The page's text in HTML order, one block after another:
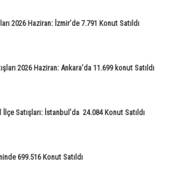
2026 Haziran: İzmir’de 7.791 Konut Satıldı
2026 Haziran: Ankara’da 11.699 konut Satıldı
Satışları: İstanbul’da 24.084 Konut Satıldı
699.516 Konut Satıldı